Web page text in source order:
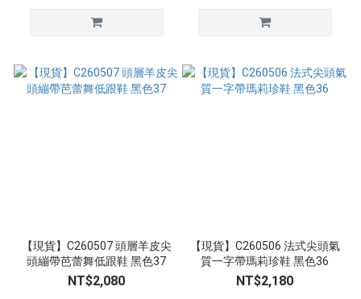
【現貨】C260507 頭層羊皮尖
頭繃帶芭蕾舞低跟鞋 黑色37
NT$2,080
【現貨】C260506 法式尖頭氣
質一字帶瑪莉珍鞋 黑色36
NT$2,180